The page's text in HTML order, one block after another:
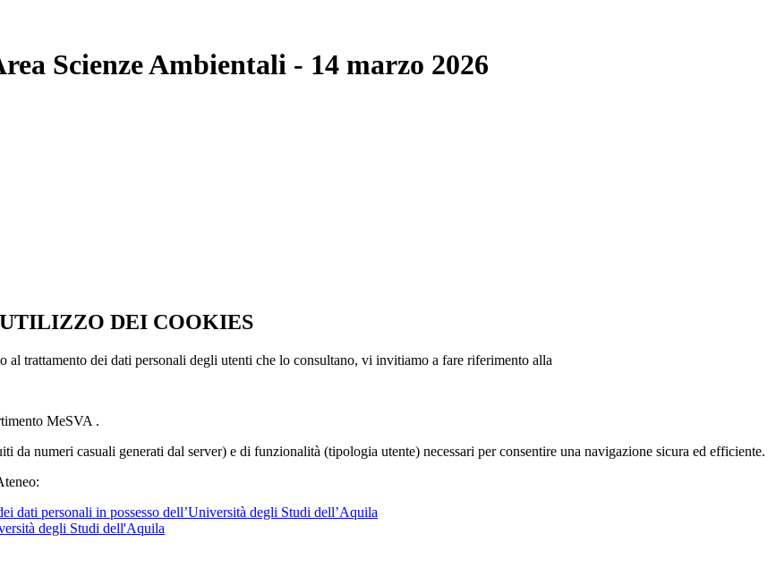
Scienze Ambientali - 14 marzo 2026
DEI COOKIES
trattamento dei dati personali degli utenti che lo consultano, vi invitiamo a fare riferimento alla
MeSVA .
da numeri casuali generati dal server) e di funzionalità (tipologia utente) necessari per consentire una navigazione sicura ed efficiente.
dati personali in possesso dell’Università degli Studi dell’Aquila
degli Studi dell'Aquila